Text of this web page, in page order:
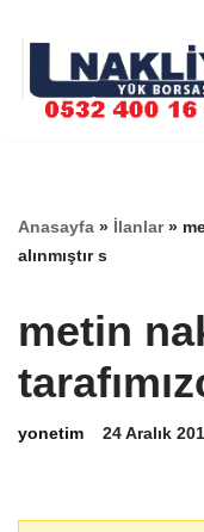
geç
Anasayfa » İlanlar»
alınmıştır s
metin
yonetim 24 Aralık